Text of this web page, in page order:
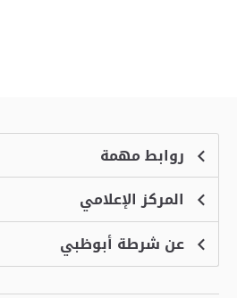
روابط مهمة
الشكاوى
منصة التوظيف الذكية
الاسئلة الشائعة
خدمة أمان
المركز الإعلامي
الأخبارعن شرطة أبوظبي
الرؤية والرسالة والقيم